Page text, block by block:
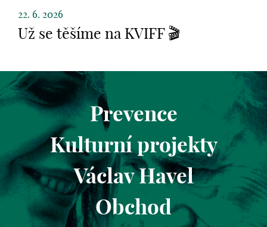
22. 6. 2026
Už se těšíme na KVIFF 🎬
Prevence
Kulturní projekty
Václav Havel
Obchod